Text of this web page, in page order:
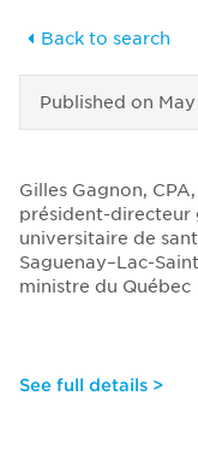
Back to search
Published on
Gilles Gagnon,
président-directeur
universitaire de
Saguenay–Lac-
ministre du Québec
See full details >